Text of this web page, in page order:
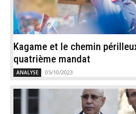
Kagame et le chemin
quatrième mandat
ANALYSE 05/10/2023